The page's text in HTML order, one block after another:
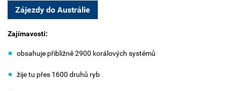
Zájezdy do Austrálie
Zajímavosti:
obsahuje přibližně 2900 korálových systémů
žije tu přes 1600 druhů ryb